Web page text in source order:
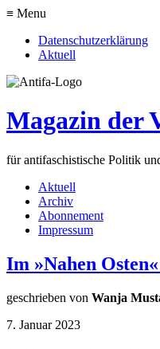
≡ Menu
Datenschutzerklärung
Aktuell
Magazin der
für antifaschistische Politik
Aktuell
Archiv
Abonnement
Impressum
Im »Nahen
geschrieben von Wanja
7. Januar 2023